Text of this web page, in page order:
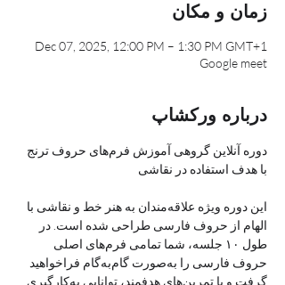
زمان و مکان
Dec 07, 2025, 12:00 PM – 1:30 PM GMT+1
Google meet
درباره ورکشاپ
دوره آنلاین گروهی آموزش فرم‌های حروف ترنج
با هدف استفاده در نقاشی
این دوره ویژه علاقه‌مندان به هنر خط و نقاشی با
الهام از حروف فارسی طراحی شده است. در
طول ۱۰ جلسه، شما تمامی فرم‌های اصلی
حروف فارسی را به‌صورت گام‌به‌گام فراخواهید
گرفت و با تمرین‌های هدفمند، توانایی به‌کارگیری